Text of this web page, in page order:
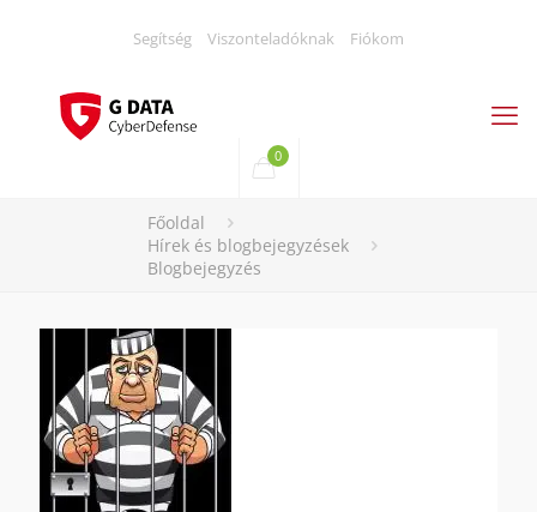
Segítség Viszonteladóknak Fiókom
0
Főoldal
Hírek és blogbejegyzések
Blogbejegyzés